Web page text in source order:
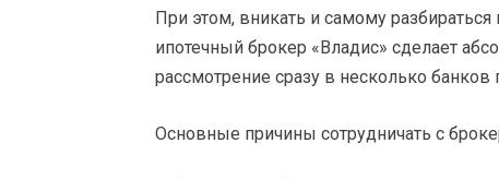
При этом, вникать и самому
ипотечный брокер «Владис» сделает
рассмотрение сразу в несколько банков
Основные причины сотрудничать с